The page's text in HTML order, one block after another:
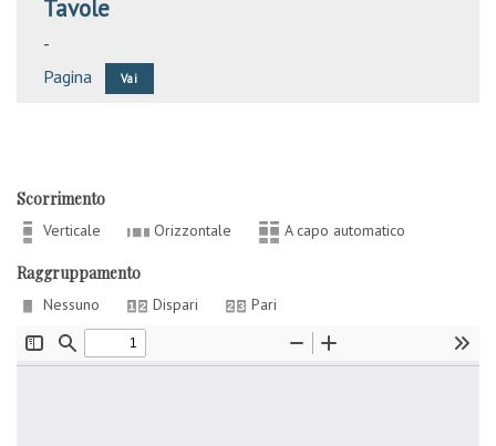
Tavole
-
Pagina
Vai
Scorrimento
Verticale Orizzontale A capo automatico
Raggruppamento
Nessuno Dispari Pari